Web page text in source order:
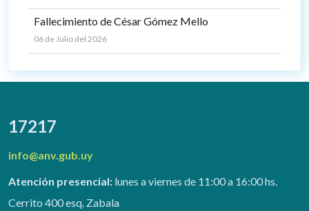
Fallecimiento de César Gómez Mello
06 de Julio del 2026
17217
info@anv.gub.uy
Atención presencial: lunes a viernes de 11:00 a 16:00 hs.
Cerrito 400 esq. Zabala